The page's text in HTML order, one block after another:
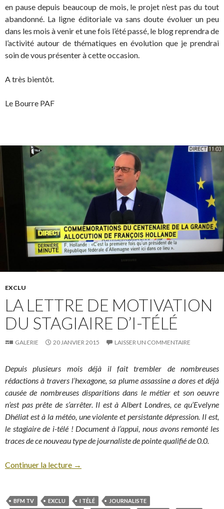
en pause depuis beaucoup de mois, le projet n’est pas du tout
abandonné. La ligne éditoriale va sans doute évoluer un peu
dans les mois à venir et une fois l’été passé, le blog reprendra de
l’activité autour de thématiques en évolution que je prendrai
soin de vous présenter à cette occasion.
A très bientôt.
Le Bourre PAF
EXCLU
LA LETTRE DE MOTIVATION
DU STAGIAIRE D’I-TÉLÉ
GALERIE 20 JANVIER 2015 LAISSER UN COMMENTAIRE
Depuis plusieurs mois déjà il fait trembler de nombreuses
rédactions à travers l’hexagone, sa plume assassine a dores et déjà
causée de nombreuses disparitions dans le métier et son oeuvre
n’est pas prête de s’arrêter. Il est à Albert Londres, ce qu’Evelyne
Dhéliat est à la météo, une violente et persistante dépression. Il est,
le stagiaire de i-télé ! Document à l’appui, nous avons remonté les
traces de ce nouveau type de journaliste de pointe qualifié de 0.0.
Continuer la lecture →
BFM TV EXCLU I TÉLÉ
JOURNALISTE